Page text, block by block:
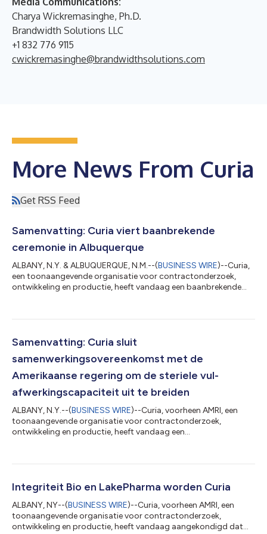
Charya Wickremasinghe, Ph.D.
Brandwidth Solutions LLC
+1 832 776 9115
cwickremasinghe@brandwidthsolutions.com
More News From Curia
Get RSS Feed
Samenvatting: Curia viert baanbrekende
ceremonie in Albuquerque
ALBANY, N.Y. & ALBUQUERQUE, N.M.--(BUSINESS WIRE)--Curia,
een toonaangevende organisatie voor contractonderzoek,
ontwikkeling en productie, heeft vandaag een baanbrekende
De extra ruimte zal een nieuwe, geavanceerde geïsoleerde high-
(BSL-2) insluiting, evenals twee lyofilisatoren voor de high-
speed fill-finishlij...
Samenvatting: Curia sluit
samenwerkingsovereenkomst met de
Amerikaanse regering om de steriele vul-
afwerkingscapaciteit uit te breiden
ALBANY, N.Y.--(BUSINESS WIRE)--Curia, voorheen AMRI, een
toonaangevende organisatie voor contractonderzoek,
ontwikkeling en productie, heeft vandaag een
(BARDA), onderdeel van het Department of Health en Human
Preparedness en Response (ASPR), het Joint Program Executive
Office for Chemical, Biological, Radiological en Nuclear Defense
(JPEO-CBRN...
Integriteit Bio en LakePharma worden Curia
ALBANY, NY--(BUSINESS WIRE)--Curia, voorheen AMRI, een
toonaangevende organisatie voor contractonderzoek,
ontwikkeling en productie, heeft vandaag aangekondigd dat